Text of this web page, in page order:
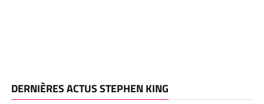
DERNIÈRES ACTUS STEPHEN KING